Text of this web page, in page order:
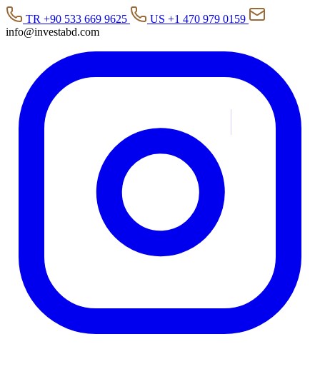
TR +90 533 669 9625
US +1 470 979 0159
info@investabd.com